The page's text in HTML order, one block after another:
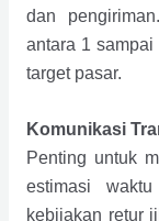
dan
antara 1
target pasar.
Komunikasi
Penting untuk
estimasi
kebijakan retur